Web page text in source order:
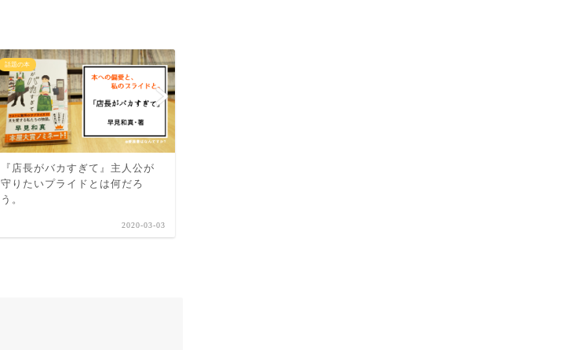
話題の本
『店長がバカすぎて』主人公が
守りたいプライドとは何だろ
う。
2020-03-03